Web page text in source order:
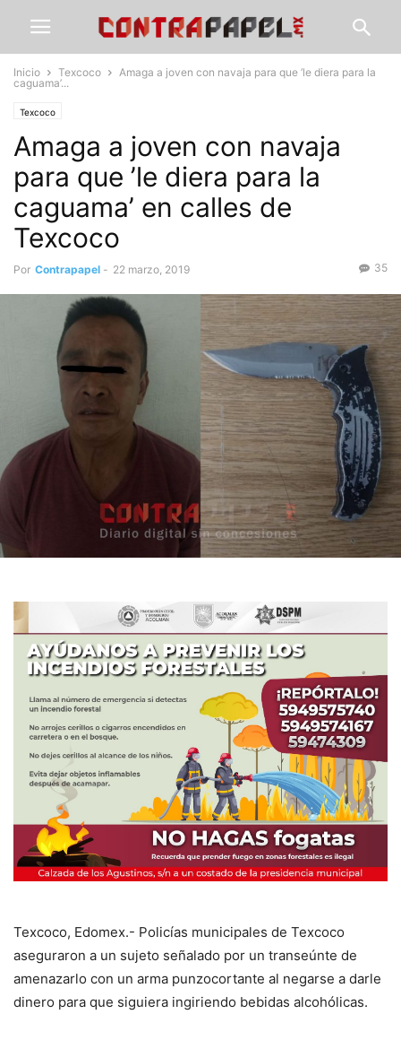
Inicio Texcoco
Amaga a joven con navaja para que ’le diera para la
caguama’...
Texcoco
Amaga a joven con navaja
para que ’le diera para la
caguama’ en calles de
Texcoco
Por Contrapapel - 22 marzo, 2019 35
Texcoco, Edomex.- Policías municipales de Texcoco
aseguraron a un sujeto señalado por un transeúnte de
amenazarlo con un arma punzocortante al negarse a darle
dinero para que siguiera ingiriendo bebidas alcohólicas.